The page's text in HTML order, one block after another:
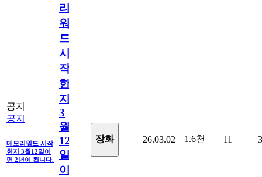
공지
공지
메모리워드 시작
한지 3월12일이
면 2년이 됩니다.
리
워
드
시
작
한
지
3
월
12
일
이
장화 26.03.02 1.6천 11 3